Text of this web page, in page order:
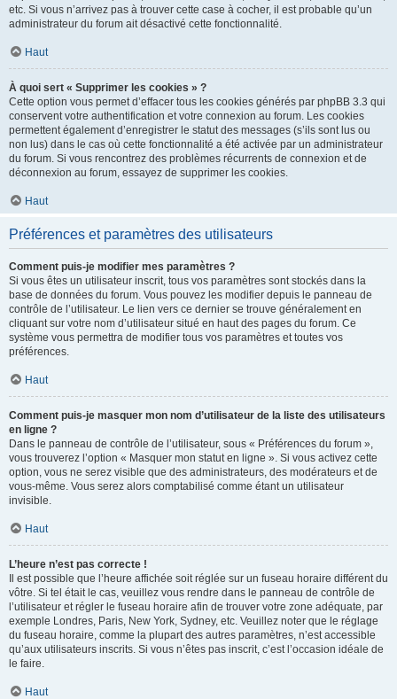
etc. Si vous n’arrivez pas à trouver cette case à cocher, il est probable qu’un
administrateur du forum ait désactivé cette fonctionnalité.
Haut
À quoi sert « Supprimer les cookies » ?
Cette option vous permet d’effacer tous les cookies générés par phpBB 3.3 qui
conservent votre authentification et votre connexion au forum. Les cookies
permettent également d’enregistrer le statut des messages (s’ils sont lus ou
non lus) dans le cas où cette fonctionnalité a été activée par un administrateur
du forum. Si vous rencontrez des problèmes récurrents de connexion et de
déconnexion au forum, essayez de supprimer les cookies.
Haut
Préférences et paramètres des utilisateurs
Comment puis-je modifier mes paramètres ?
Si vous êtes un utilisateur inscrit, tous vos paramètres sont stockés dans la
base de données du forum. Vous pouvez les modifier depuis le panneau de
contrôle de l’utilisateur. Le lien vers ce dernier se trouve généralement en
cliquant sur votre nom d’utilisateur situé en haut des pages du forum. Ce
système vous permettra de modifier tous vos paramètres et toutes vos
préférences.
Haut
Comment puis-je masquer mon nom d’utilisateur de la liste des utilisateurs
en ligne ?
Dans le panneau de contrôle de l’utilisateur, sous « Préférences du forum »,
vous trouverez l’option « Masquer mon statut en ligne ». Si vous activez cette
option, vous ne serez visible que des administrateurs, des modérateurs et de
vous-même. Vous serez alors comptabilisé comme étant un utilisateur
invisible.
Haut
L’heure n’est pas correcte !
Il est possible que l’heure affichée soit réglée sur un fuseau horaire différent du
vôtre. Si tel était le cas, veuillez vous rendre dans le panneau de contrôle de
l’utilisateur et régler le fuseau horaire afin de trouver votre zone adéquate, par
exemple Londres, Paris, New York, Sydney, etc. Veuillez noter que le réglage
du fuseau horaire, comme la plupart des autres paramètres, n’est accessible
qu’aux utilisateurs inscrits. Si vous n’êtes pas inscrit, c’est l’occasion idéale de
le faire.
Haut